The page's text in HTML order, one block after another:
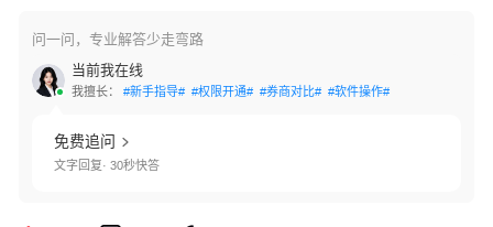
问一问，专业解答少走弯路
当前我在线
我擅长： #新手指导# #权限开通# #券商对比# #软件操作#
免费追问
文字回复· 30秒快答